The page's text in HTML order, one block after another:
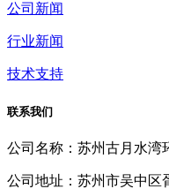
公司新闻
行业新闻
技术支持
联系我们
公司名称：苏州古月水湾
公司地址：苏州市吴中区